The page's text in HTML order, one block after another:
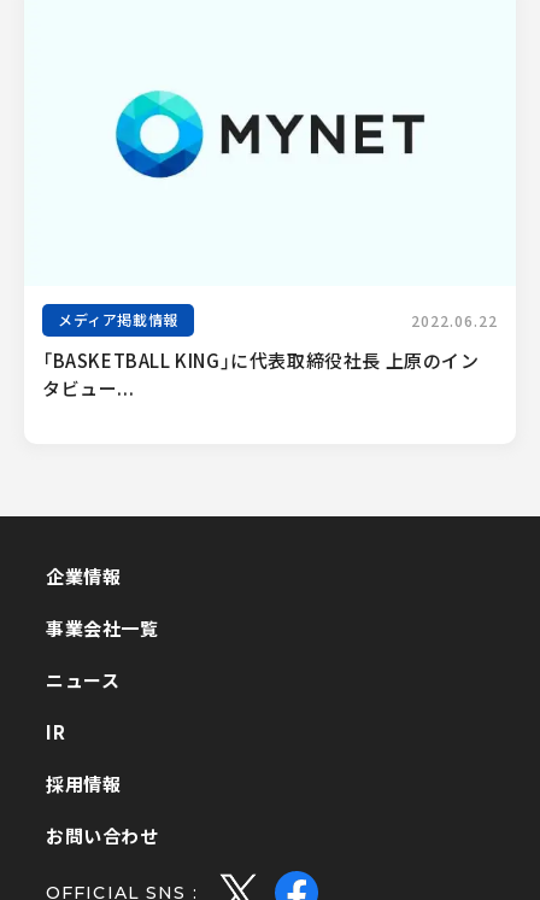
メディア掲載情報 2022.06.22
「BASKETBALL KING」に代表取締役社長 上原のイン
タビュー...
企業情報
事業会社一覧
ニュース
IR
採用情報
お問い合わせ
OFFICIAL SNS :